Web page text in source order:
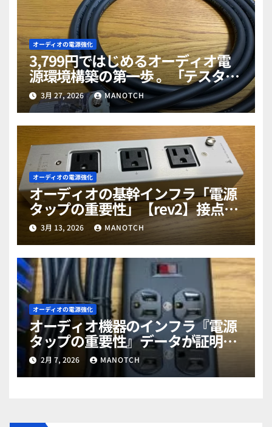
オーディオの電源強化
3,799円ではじめるオーディオ電
源環境構築の第一歩 。「テスター
とドライヤーで暴く249mΩの謎」
3月 27, 2026 MANOTCH
オーディオの電源強化
オーディオの基幹インフラ「電源
タップの重要性」【rev2】接点劣
化の警鐘と最新活用術
3月 13, 2026 MANOTCH
オーディオの電源強化
オーディオ機器のインフラ『電源
タップの重要性』データが証明す
るその効果と選び方
2月 7, 2026 MANOTCH